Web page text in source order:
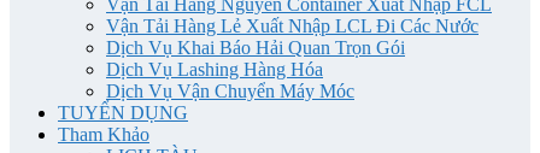
Vận Tải Hàng Nguyên Container Xuất Nhập FCL
Vận Tải Hàng Lẻ Xuất Nhập LCL Đi Các Nước
Dịch Vụ Khai Báo Hải Quan Trọn Gói
Dịch Vụ Lashing Hàng Hóa
Dịch Vụ Vận Chuyển Máy Móc
TUYỂN DỤNG
Tham Khảo